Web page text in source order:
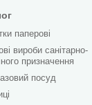
паперові
вироби санітарно-
призначення
посуд